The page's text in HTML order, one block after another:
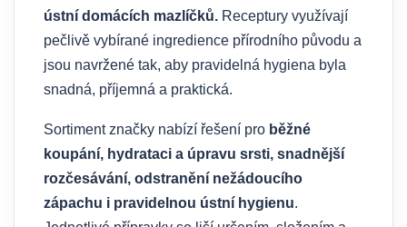
ústní domácích mazlíčků. Receptury využívají
pečlivě vybírané ingredience přírodního původu a
jsou navržené tak, aby pravidelná hygiena byla
snadná, příjemná a praktická.
Sortiment značky nabízí řešení pro běžné
koupání, hydrataci a úpravu srsti, snadnější
rozčesávání, odstranění nežádoucího
zápachu i pravidelnou ústní hygienu.